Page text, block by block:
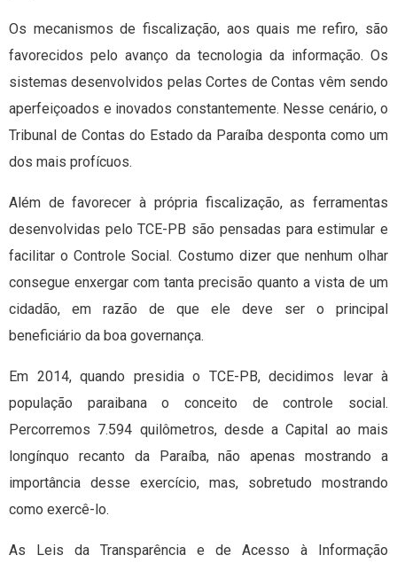
Os mecanismos de fiscalização, aos quais me refiro, são
favorecidos pelo avanço da tecnologia da informação. Os
sistemas desenvolvidos pelas Cortes de Contas vêm sendo
aperfeiçoados e inovados constantemente. Nesse cenário, o
Tribunal de Contas do Estado da Paraíba desponta como um
dos mais profícuos.
Além de favorecer à própria fiscalização, as ferramentas
desenvolvidas pelo TCE-PB são pensadas para estimular e
facilitar o Controle Social. Costumo dizer que nenhum olhar
consegue enxergar com tanta precisão quanto a vista de um
cidadão, em razão de que ele deve ser o principal
beneficiário da boa governança.
Em 2014, quando presidia o TCE-PB, decidimos levar à
população paraibana o conceito de controle social.
Percorremos 7.594 quilômetros, desde a Capital ao mais
longínquo recanto da Paraíba, não apenas mostrando a
importância desse exercício, mas, sobretudo mostrando
como exercê-lo.
As Leis da Transparência e de Acesso à Informação